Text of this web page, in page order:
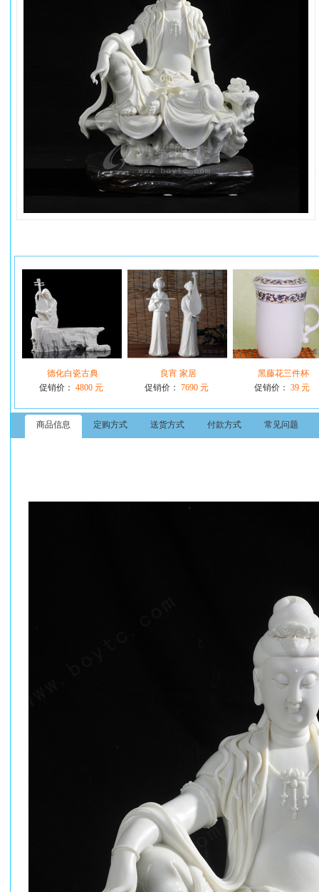
德化白瓷古典
促销价： 4800 元
良宵 家居
促销价： 7690 元
黑藤花三件杯
促销价： 39 元
商品信息 定购方式 送货方式 付款方式 常见问题